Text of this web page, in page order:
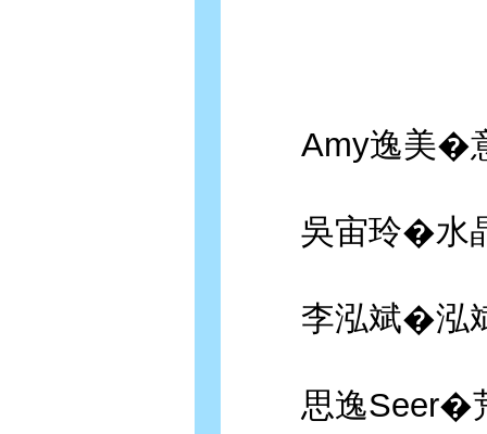
Amy逸美�意
吳宙玲�水
李泓斌�泓斌
思逸Seer�荒